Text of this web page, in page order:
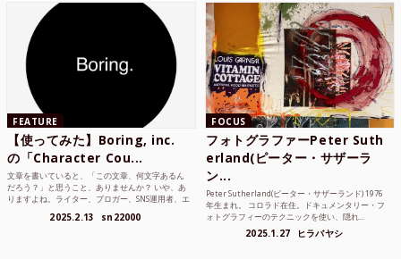
FEATURE
【使ってみた】Boring, inc.
の「Character Cou...
文章を書いていると、「この文章、何文字あるん
だろう？」と思うこと、ありませんか？ いや、あ
りますよね。ライター、ブロガー、SNS運用者、エ
2025.2.13 sn22000
FOCUS
フォトグラファーPeter Suth
erland(ピーター・サザーラ
ン...
Peter Sutherland(ピーター・サザーランド) 1976
年生まれ。 コロラド在住。ドキュメンタリー・フ
ォトグラフィーのテクニックを使い、隠れ...
2025.1.27 ヒラバヤシ